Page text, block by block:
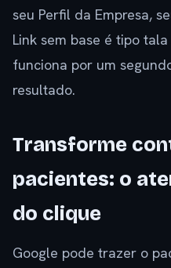
seu Perfil da Empresa,
Link sem base é tipo
funciona por um
resultado.
Transforme
pacientes: o
do clique
Google pode trazer o